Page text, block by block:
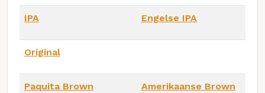
IPA Engelse IPA
Original
Paquita Brown
Amerikaanse Brown